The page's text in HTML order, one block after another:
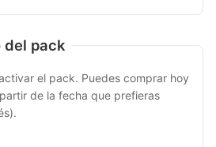
del pack
el pack. Puedes comprar hoy
de la fecha que prefieras